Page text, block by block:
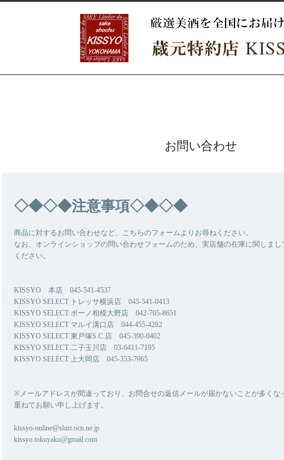
お問い合わせ
◇◆◇◆注意事項◇◆◇◆
商品に対するお問い合わせなど、こちらのフォームよりお尋ねください。
なお、オンラインショップの問い合わせフォームのため、実店舗の在庫に関しま
ください。
KISSYO 本店 045-541-4537
KISSYO SELECT トレッサ横浜店 045-541-0413
KISSYO SELECT ボーノ相模大野店 042-705-8651
KISSYO SELECT マルイ溝口店 044-455-4282
KISSYO SELECT 東戸塚S.C.店 045-390-0402
KISSYO SELECT 二子玉川店 03-6411-7195
KISSYO SELECT 上大岡店 045-353-7965
※メールアドレスが間違っており、お問合せの返信メールが届かないことが多くな
重ねてお願い申し上げます。
kissyo-online@shirt.ocn.ne.jp
kissyo.tokuyaku@gmail.com